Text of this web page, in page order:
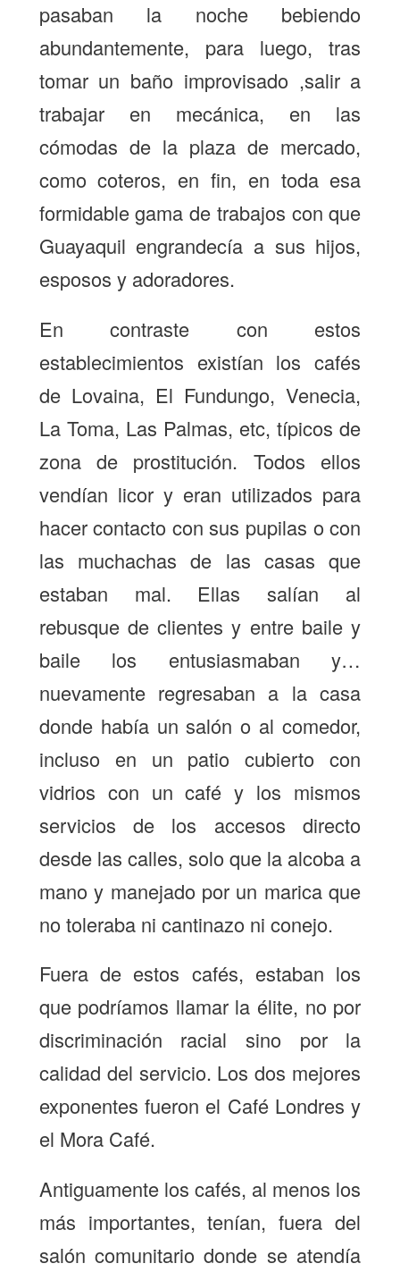
pasaban la noche bebiendo
abundantemente, para luego, tras
tomar un baño improvisado ,salir a
trabajar en mecánica, en las
cómodas de la plaza de mercado,
como coteros, en fin, en toda esa
formidable gama de trabajos con que
Guayaquil engrandecía a sus hijos,
esposos y adoradores.
En contraste con estos
establecimientos existían los cafés
de Lovaina, El Fundungo, Venecia,
La Toma, Las Palmas, etc, típicos de
zona de prostitución. Todos ellos
vendían licor y eran utilizados para
hacer contacto con sus pupilas o con
las muchachas de las casas que
estaban mal. Ellas salían al
rebusque de clientes y entre baile y
baile los entusiasmaban y…
nuevamente regresaban a la casa
donde había un salón o al comedor,
incluso en un patio cubierto con
vidrios con un café y los mismos
servicios de los accesos directo
desde las calles, solo que la alcoba a
mano y manejado por un marica que
no toleraba ni cantinazo ni conejo.
Fuera de estos cafés, estaban los
que podríamos llamar la élite, no por
discriminación racial sino por la
calidad del servicio. Los dos mejores
exponentes fueron el Café Londres y
el Mora Café.
Antiguamente los cafés, al menos los
más importantes, tenían, fuera del
salón comunitario donde se atendía